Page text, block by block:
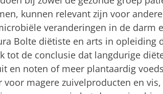
kunnen relevant zijn voor
veranderingen in de darm
Bolte diëtiste en arts in opleiding
tot de conclusie dat langdurige
en noten of meer plantaardig
voor magere zuivelproducten en